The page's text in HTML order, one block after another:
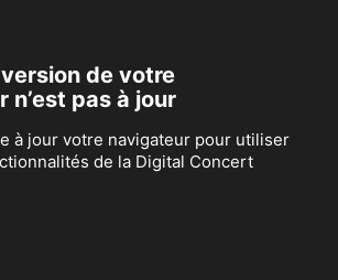
de votre
n’est pas à jour
à jour votre navigateur pour utiliser
de la Digital Concert